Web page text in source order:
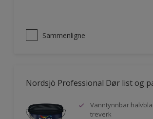
Sammenligne
Nordsjö Professional Dør list og
Vanntynnbar
treverk